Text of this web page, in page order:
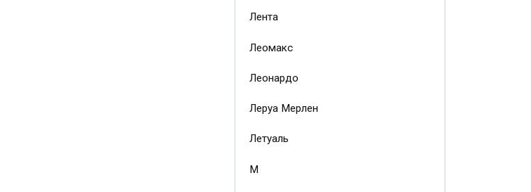
Лента
Леомакс
Леонардо
Леруа Мерлен
Летуаль
М